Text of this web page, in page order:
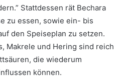
Stattdessen rät Bechara
zu essen, sowie ein- bis
den Speiseplan zu setzen.
Makrele und Hering sind reich
die wiederum
können.